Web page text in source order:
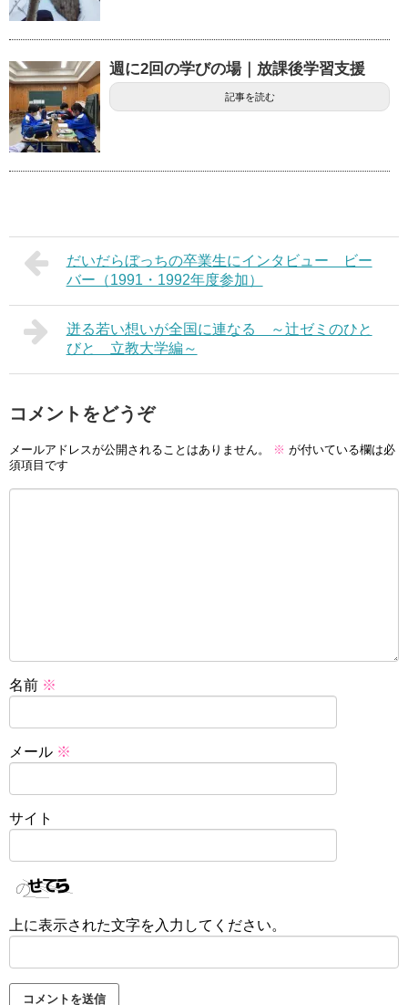
週に2回の学びの場｜放課後学習支援
記事を読む
だいだらぼっちの卒業生にインタビュー ビー
バー（1991・1992年度参加）
迸る若い想いが全国に連なる ～辻ゼミのひと
びと 立教大学編～
コメントをどうぞ
メールアドレスが公開されることはありません。 ※ が付いている欄は必
須項目です
名前 ※
メール ※
サイト
上に表示された文字を入力してください。